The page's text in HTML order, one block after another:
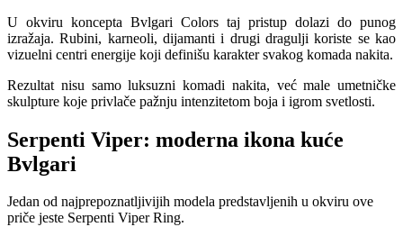
U okviru koncepta Bvlgari Colors taj pristup dolazi do punog
izražaja. Rubini, karneoli, dijamanti i drugi dragulji koriste se kao
vizuelni centri energije koji definišu karakter svakog komada nakita.
Rezultat nisu samo luksuzni komadi nakita, već male umetničke
skulpture koje privlače pažnju intenzitetom boja i igrom svetlosti.
Serpenti Viper: moderna ikona kuće
Bvlgari
Jedan od najprepoznatljivijih modela predstavljenih u okviru ove
priče jeste Serpenti Viper Ring.